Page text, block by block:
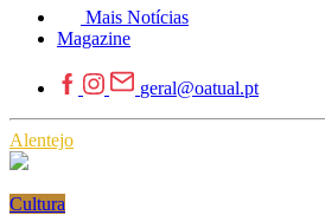
Mais Notícias
Magazine
geral@oatual.pt
Alentejo
Cultura